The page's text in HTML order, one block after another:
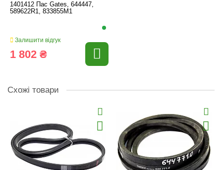
1401412 Пас Gates, 644447,
589622R1, 833855M1
Залишити відгук
1 802 ₴
Схожі товари